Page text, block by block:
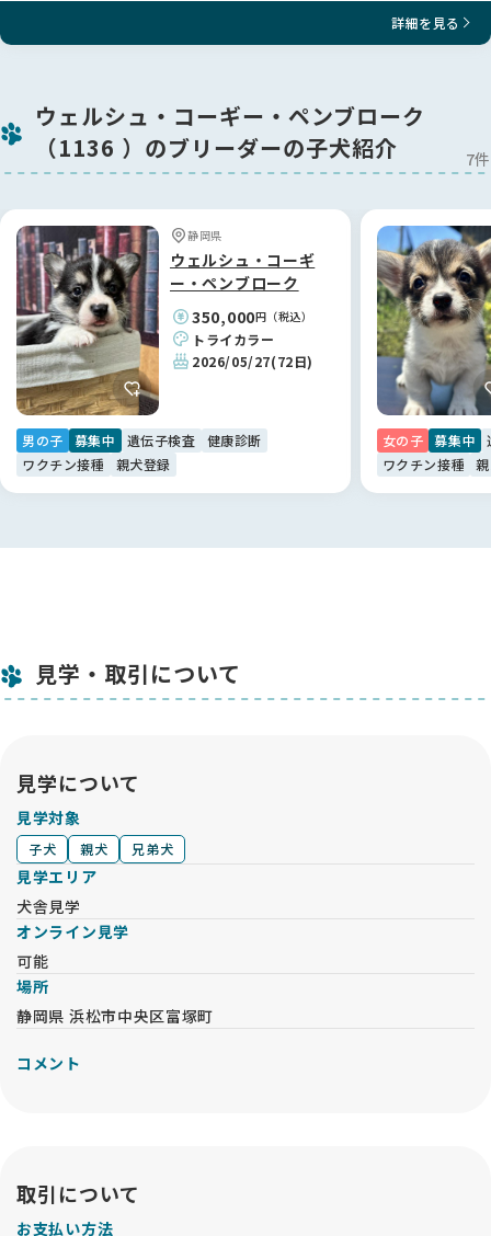
あまりにも常識からかけ離れたメールにはお返事を控えさせて
また、お迎え後1ヶ月間は医療費が全額補償される保険にご加
入いただくことも可能です💡
詳細を見る
ウェルシュ・コーギー・ペンブローク
（1136 ）のブリーダーの子犬紹介
7件
静岡県
ウェルシュ・コーギ
ー・ペンブローク
350,000円（税込）
トライカラー
2026/05/27(72日)
男の子 募集中 遺伝子検査
健康診断
ワクチン接種
親犬登録
女の子 募集中
ワクチン接種
見学・取引について
見学について
見学対象
子犬 親犬 兄弟犬
見学エリア
犬舎見学
オンライン見学
可能
場所
静岡県 浜松市中央区富塚町
コメント
取引について
お支払い方法